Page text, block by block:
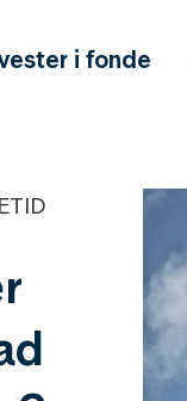
i fonde